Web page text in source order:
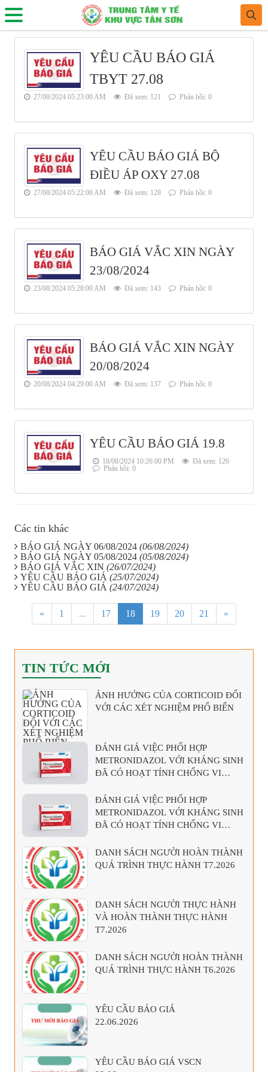
YÊU CẦU BÁO GIÁ
TBYT 27.08
27/08/2024 05:23:00 AM Đã xem: 121 Phản hồi: 0
YÊU CẦU BÁO GIÁ BỘ
ĐIỀU ÁP OXY 27.08
27/08/2024 05:22:00 AM Đã xem: 128 Phản hồi: 0
BÁO GIÁ VẮC XIN NGÀY
23/08/2024
23/08/2024 05:28:00 AM Đã xem: 143 Phản hồi: 0
BÁO GIÁ VẮC XIN NGÀY
20/08/2024
20/08/2024 04:29:00 AM Đã xem: 137 Phản hồi: 0
YÊU CẦU BÁO GIÁ 19.8
18/08/2024 10:26:00 PM
Đã xem: 126
Phản hồi: 0
Các tin khác
BÁO GIÁ NGÀY 06/08/2024 (06/08/2024)
BÁO GIÁ NGÀY 05/08/2024 (05/08/2024)
BÁO GIÁ VẮC XIN (26/07/2024)
YÊU CẦU BÁO GIÁ (25/07/2024)
YÊU CẦU BÁO GIÁ (24/07/2024)
« 1 ... 17 18 19 20 21 »
TIN TỨC MỚI
ẢNH HƯỞNG CỦA CORTICOID ĐỐI
VỚI CÁC XÉT NGHIỆM PHỔ BIẾN
ĐÁNH GIÁ VIỆC PHỐI HỢP
METRONIDAZOL VỚI KHÁNG SINH
ĐÃ CÓ HOẠT TÍNH CHỐNG VI
ĐÁNH GIÁ VIỆC PHỐI HỢP
METRONIDAZOL VỚI KHÁNG SINH
ĐÃ CÓ HOẠT TÍNH CHỐNG VI
DANH SÁCH NGƯỜI HOÀN THÀNH
QUÁ TRÌNH THỰC HÀNH T7.2026
DANH SÁCH NGƯỜI THỰC HÀNH
VÀ HOÀN THÀNH THỰC HÀNH
T7.2026
DANH SÁCH NGƯỜI HOÀN THÀNH
QUÁ TRÌNH THỰC HÀNH T6.2026
YÊU CẦU BÁO GIÁ
22.06.2026
YÊU CẦU BÁO GIÁ VSCN